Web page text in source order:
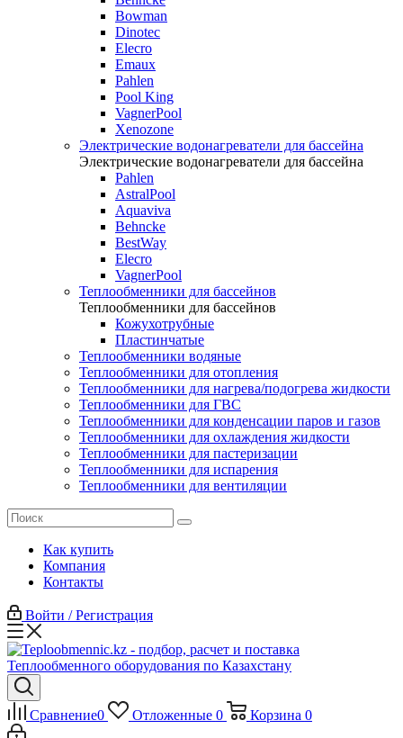
Bowman
Dinotec
Elecro
Emaux
Pahlen
Pool King
VagnerPool
Xenozone
Электрические водонагреватели для бассейна
Электрические водонагреватели для бассейна
Pahlen
AstralPool
Aquaviva
Behncke
BestWay
Elecro
VagnerPool
Теплообменники для бассейнов
Теплообменники для бассейнов
Кожухотрубные
Пластинчатые
Теплообменники водяные
Теплообменники для отопления
Теплообменники для нагрева/подогрева жидкости
Теплообменники для ГВС
Теплообменники для конденсации паров и газов
Теплообменники для охлаждения жидкости
Теплообменники для пастеризации
Теплообменники для испарения
Теплообменники для вентиляции
Как купить
Компания
Контакты
Войти / Регистрация
Сравнение0 Отложенные 0 Корзина 0